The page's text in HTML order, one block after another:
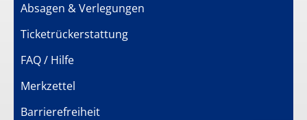
Absagen & Verlegungen
Ticketrückerstattung
FAQ / Hilfe
Merkzettel
Barrierefreiheit